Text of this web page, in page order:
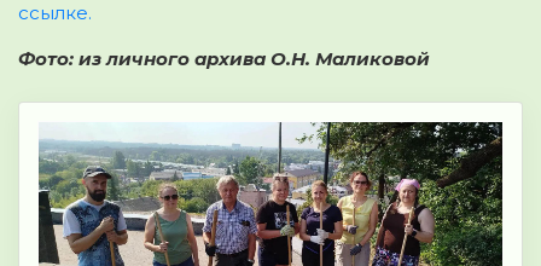
ссылке.
Фото: из личного архива О.Н. Маликовой